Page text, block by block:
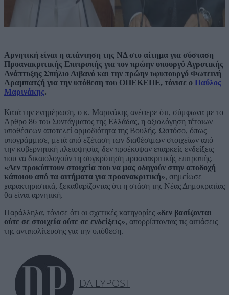
Αρνητική είναι η απάντηση της ΝΔ στο αίτημα για σύσταση
Προανακριτικής Επιτροπής για τον πρώην υπουργό Αγροτικής
Ανάπτυξης Σπήλιο Λιβανό και την πρώην υφυπουργό Φωτεινή
Αραμπατζή για την υπόθεση του ΟΠΕΚΕΠΕ, τόνισε ο Παύλος
Μαρινάκης.
Κατά την ενημέρωση, ο κ. Μαρινάκης ανέφερε ότι, σύμφωνα με το
Άρθρο 86 του Συντάγματος της Ελλάδας, η αξιολόγηση τέτοιων
υποθέσεων αποτελεί αρμοδιότητα της Βουλής. Ωστόσο, όπως
υπογράμμισε, μετά από εξέταση των διαθέσιμων στοιχείων από
την κυβερνητική πλειοψηφία, δεν προέκυψαν επαρκείς ενδείξεις
που να δικαιολογούν τη συγκρότηση προανακριτικής επιτροπής.
«Δεν προκύπτουν στοιχεία που να μας οδηγούν στην αποδοχή
κάποιου από τα αιτήματα για προανακριτική», σημείωσε
χαρακτηριστικά, ξεκαθαρίζοντας ότι η στάση της Νέας Δημοκρατίας
θα είναι αρνητική.
Παράλληλα, τόνισε ότι οι σχετικές κατηγορίες «δεν βασίζονται
ούτε σε στοιχεία ούτε σε ενδείξεις», απορρίπτοντας τις αιτιάσεις
της αντιπολίτευσης για την υπόθεση.
DAILYPOST